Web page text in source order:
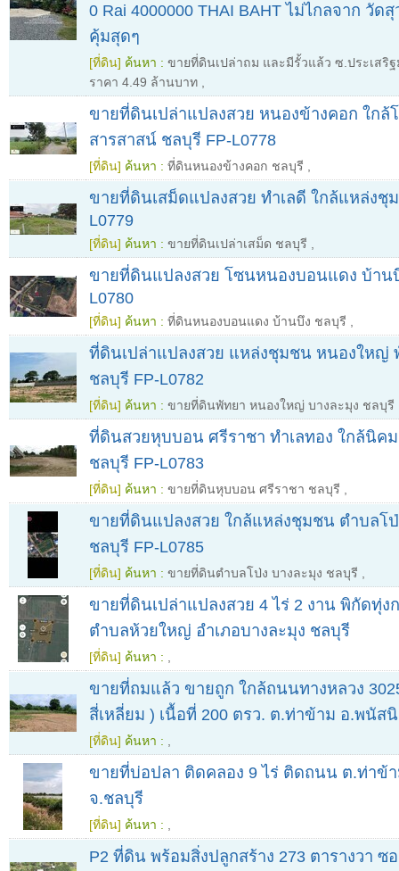
0 Rai 4000000 THAI BAHT ไม่ไกลจาก วัด
คุ้มสุดๆ
[ที่ดิน] ค้นหา : ขายที่ดินเปล่าถม และมีรั้วแล้ว ซ.ประเสริ
ราคา 4.49 ล้านบาท
ขายที่ดินเปล่าแปลงสวย หนองข้างคอก ใกล้โ
สารสาสน์ ชลบุรี FP-L0778
[ที่ดิน] ค้นหา : ที่ดินหนองข้างคอก ชลบุรี
ขายที่ดินเสม็ดแปลงสวย ทำเลดี ใกล้แหล่งชุ
L0779
[ที่ดิน] ค้นหา : ขายที่ดินเปล่าเสม็ด ชลบุรี
ขายที่ดินแปลงสวย โซนหนองบอนแดง บ้าน
L0780
[ที่ดิน] ค้นหา : ที่ดินหนองบอนแดง บ้านบึง ชลบุรี
ที่ดินเปล่าแปลงสวย แหล่งชุมชน หนองใหญ่
ชลบุรี FP-L0782
[ที่ดิน] ค้นหา : ขายที่ดินพัทยา หนองใหญ่ บางละมุง ชลบุรี
ที่ดินสวยหุบบอน ศรีราชา ทำเลทอง ใกล้นิคม
ชลบุรี FP-L0783
[ที่ดิน] ค้นหา : ขายที่ดินหุบบอน ศรีราชา ชลบุรี
ขายที่ดินแปลงสวย ใกล้แหล่งชุมชน ตำบลโป่
ชลบุรี FP-L0785
[ที่ดิน] ค้นหา : ขายที่ดินตำบลโป่ง บางละมุง ชลบุรี
ขายที่ดินเปล่าแปลงสวย 4 ไร่ 2 งาน พิกัดทุ่
ตำบลห้วยใหญ่ อำเภอบางละมุง ชลบุรี
[ที่ดิน] ค้นหา :
ขายที่ถมแล้ว ขายถูก ใกล้ถนนทางหลวง
สี่เหลี่ยม ) เนื้อที่ 200 ตรว. ต.ท่าข้าม อ.พนัส
[ที่ดิน] ค้นหา :
ขายที่บ่อปลา ติดคลอง 9 ไร่ ติดถนน ต.ท่าข้
จ.ชลบุรี
[ที่ดิน] ค้นหา :
P2 ที่ดิน พร้อมสิ่งปลูกสร้าง 273 ตารางวา ซ